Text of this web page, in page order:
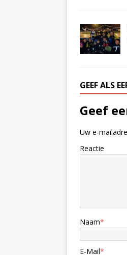
GEEF ALS
Geef
Uw e-
Reactie
Naam*
E-Mail*